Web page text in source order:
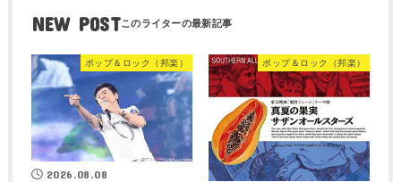
NEW POST
ポップ＆ロック（邦楽）
2026.08.08
ポップ＆ロック（邦楽）